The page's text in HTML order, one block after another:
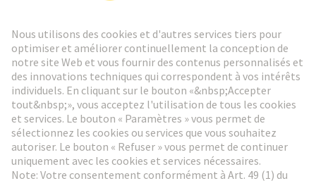
Aller à l'inscription
Social Media